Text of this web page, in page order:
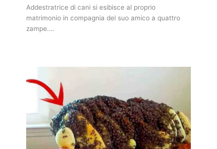
Addestratrice di cani si esibisce al proprio
matrimonio in compagnia del suo amico a quattro
zampe.…